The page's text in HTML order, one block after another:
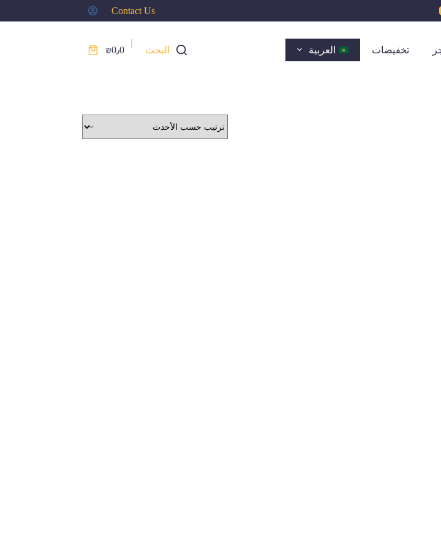
Contact Us
تخفيضات العربية البحث
|
₪ 0٫0